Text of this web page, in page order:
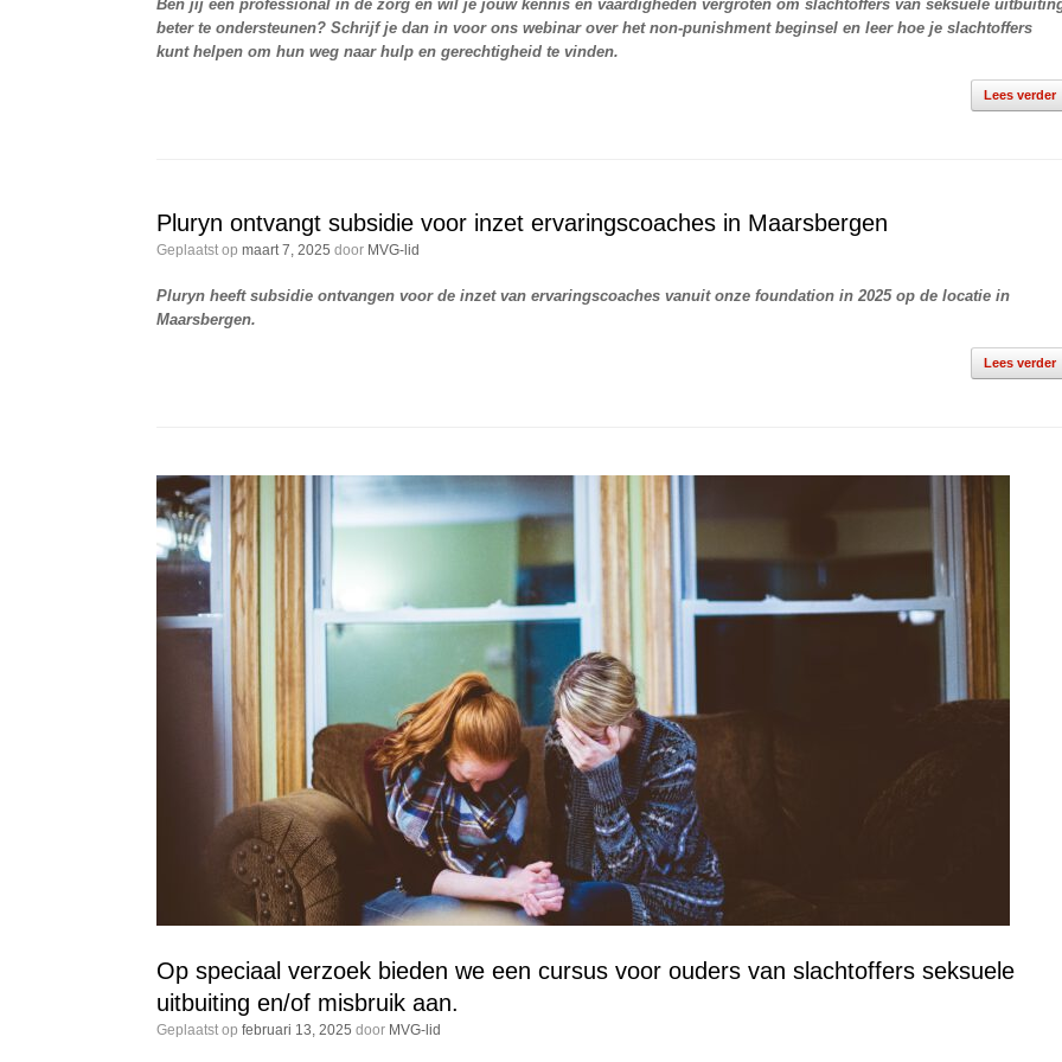
Ben jij een professional in de zorg en wil je jouw kennis en vaardigheden vergroten om slachtoffers van seksuele
beter te ondersteunen? Schrijf je dan in voor ons webinar over het non-punishment beginsel en leer hoe je slachtoffers
kunt helpen om hun weg naar hulp en gerechtigheid te vinden.
Lees verder
Pluryn ontvangt subsidie voor inzet ervaringscoaches in Maarsbergen
Geplaatst op maart 7, 2025 door MVG-lid
Pluryn heeft subsidie ontvangen voor de inzet van ervaringscoaches vanuit onze foundation in 2025 op de locatie in
Maarsbergen.
Lees verder
Op speciaal verzoek bieden we een cursus voor ouders van slachtoffers seksuele
uitbuiting en/of misbruik aan.
Geplaatst op februari 13, 2025 door MVG-lid